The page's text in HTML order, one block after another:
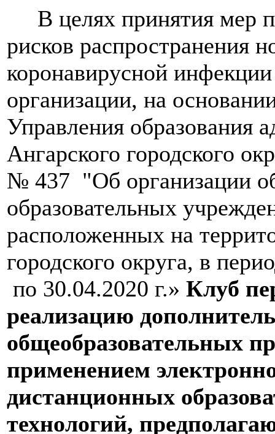
В целях принятия мер
рисков распространения
коронавирусной
организации, на
Управления образования
Ангарского городского
№ 437 "Об организации
образовательных
расположенных на
городского округа, в
по 30.04.2020 г.» Клуб
реализацию
общеобразовательных
применением
дистанционных
технологий,